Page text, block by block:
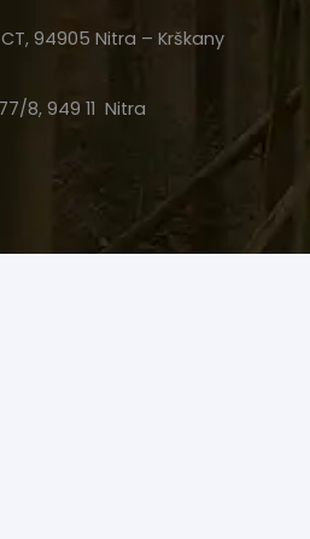
94905 Nitra – Krškany
8, 949 11 Nitra